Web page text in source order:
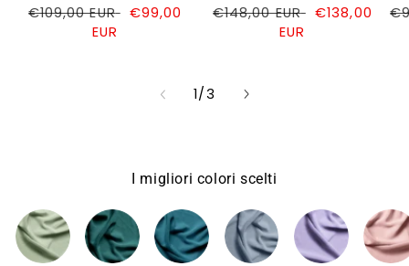
Prezzo
€109,00 EUR
Prezzo
€99,00
EUR
Prezzo
€148,00 EUR
Prezzo
€138,00
EUR
1/
su3
I migliori colori scelti